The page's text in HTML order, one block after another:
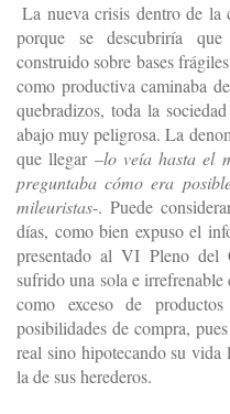
La nueva crisis dentro de la
porque se descubriría
construido sobre bases
como productiva caminaba
quebradizos, toda la
abajo muy peligrosa. La
que llegar –lo veía hasta el
preguntaba cómo era
mileuristas-. Puede
días, como bien expuso el
presentado al VI Pleno del
sufrido una sola e
como exceso de
posibilidades de compra,
real sino hipotecando su vida
la de sus herederos.